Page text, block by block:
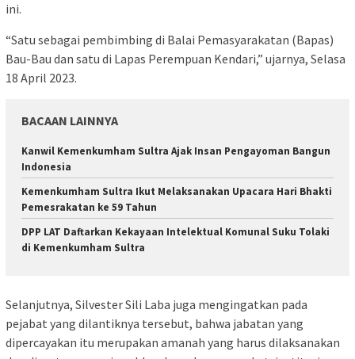
ini.
“Satu sebagai pembimbing di Balai Pemasyarakatan (Bapas)
Bau-Bau dan satu di Lapas Perempuan Kendari,” ujarnya, Selasa
18 April 2023.
BACAAN LAINNYA
Kanwil Kemenkumham Sultra Ajak Insan Pengayoman Bangun
Indonesia
Kemenkumham Sultra Ikut Melaksanakan Upacara Hari Bhakti
Pemesrakatan ke 59 Tahun
DPP LAT Daftarkan Kekayaan Intelektual Komunal Suku Tolaki
di Kemenkumham Sultra
Selanjutnya, Silvester Sili Laba juga mengingatkan pada
pejabat yang dilantiknya tersebut, bahwa jabatan yang
dipercayakan itu merupakan amanah yang harus dilaksanakan